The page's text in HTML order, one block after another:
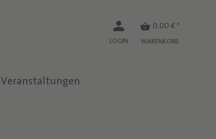
LOGIN
0,00 € *
WARENKORB
Veranstaltungen